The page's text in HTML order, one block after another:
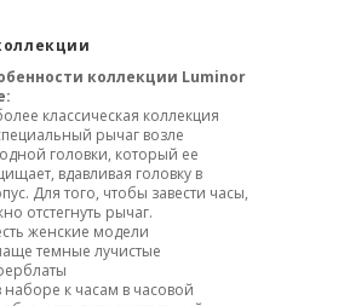
коллекции Luminor
классическая коллекция
рычаг возле
головки, который ее
вдавливая головку в
Для того, чтобы завести часы,
отстегнуть рычаг.
женские модели
темные лучистые
к часам в часовой